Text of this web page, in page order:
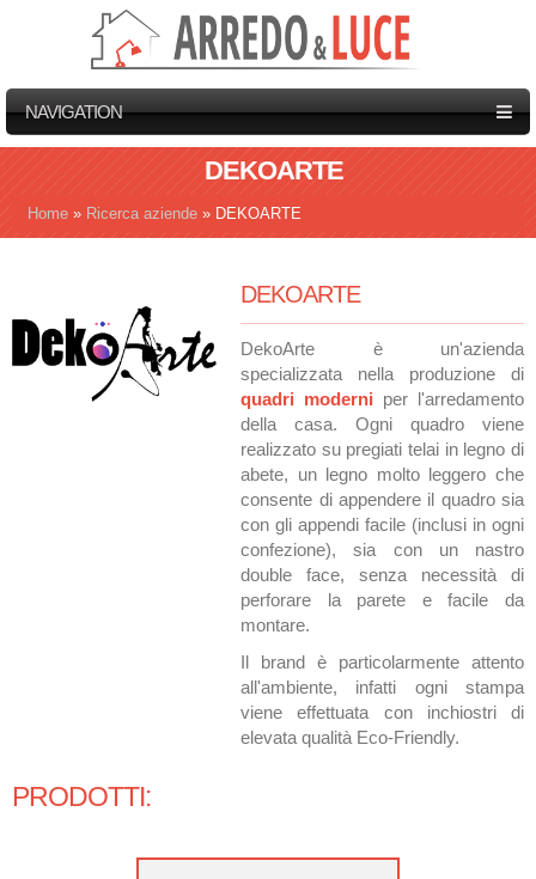
NAVIGATION
DEKOARTE
Tu sei qui
Home » Ricerca aziende » DEKOARTE
DEKOARTE
DekoArte è un'azienda
specializzata nella produzione di
quadri moderni per l'arredamento
della casa. Ogni quadro viene
realizzato su pregiati telai in legno di
abete, un legno molto leggero che
consente di appendere il quadro sia
con gli appendi facile (inclusi in ogni
confezione), sia con un nastro
double face, senza necessità di
perforare la parete e facile da
montare.
Il brand è particolarmente attento
all'ambiente, infatti ogni stampa
viene effettuata con inchiostri di
elevata qualità Eco-Friendly.
PRODOTTI: